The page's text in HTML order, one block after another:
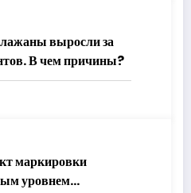
выросли за
В чем причины?
маркировки
уровнем